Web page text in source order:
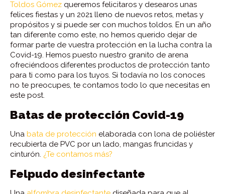
Toldos Gómez queremos felicitaros y desearos unas
felices fiestas y un 2021 lleno de nuevos retos, metas y
propósitos y si puede ser con muchos toldos. En un año
tan diferente como este, no hemos querido dejar de
formar parte de vuestra protección en la lucha contra la
Covid-19. Hemos puesto nuestro granito de arena
ofreciéndoos diferentes productos de protección tanto
para ti como para los tuyos. Si todavía no los conoces
no te preocupes, te contamos todo lo que necesitas en
este post.
Batas de protección Covid-19
Una bata de protección elaborada con lona de poliéster
recubierta de PVC por un lado, mangas fruncidas y
cinturón. ¿Te contamos más?
Felpudo desinfectante